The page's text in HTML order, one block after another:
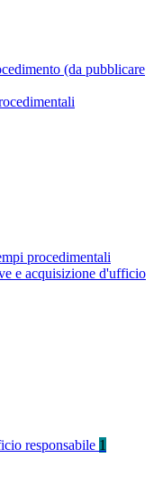
(da pubblicare
procedimentali
e acquisizione d'ufficio
responsabile 1